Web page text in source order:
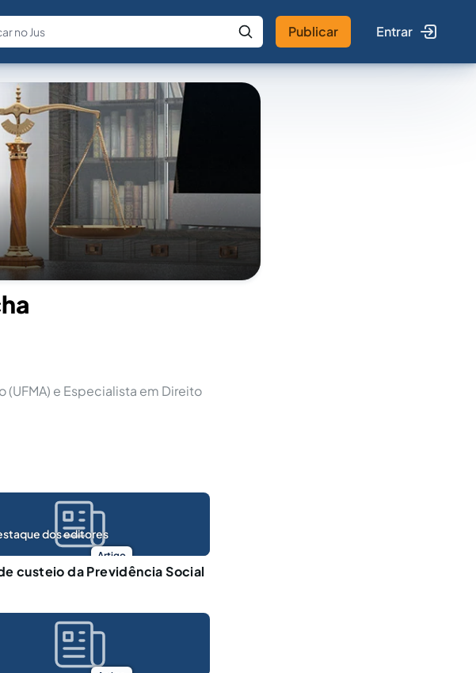
Fale com a IA Buscar no Jus
Publicar Entrar
(UFMA) e Especialista em Direito
Artigo
dos editores
custeio da Previdência Social